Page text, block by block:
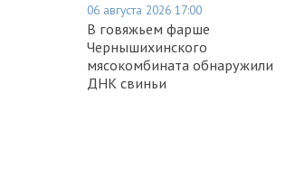
06 августа 2026 17:00
В говяжьем фарше
Чернышихинского
мясокомбината обнаружили
ДНК свиньи